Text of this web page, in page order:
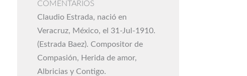
COMENTARIOS
Claudio Estrada, nació en
Veracruz, México, el 31-Jul-1910.
(Estrada Baez). Compositor de
Compasión, Herida de amor,
Albricias y Contigo.